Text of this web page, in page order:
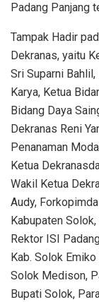
Padang Panjang
Tampak Hadir
Dekranas, yaitu
Sri Suparni
Karya, Ketua
Bidang Daya
Dekranas Reni
Penanaman
Ketua
Wakil Ketua
Audy,
Kabupaten
Rektor ISI
Kab. Solok
Solok Medison,
Bupati Solok,